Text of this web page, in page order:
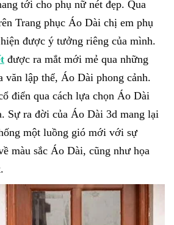
tới cho phụ nữ nét đẹp. Qua
Trang phục Áo Dài chị em phụ
được ý tưởng riêng của mình.
được ra mắt mới mẻ qua những
lập thể, Áo Dài phong cảnh.
điển qua cách lựa chọn Áo Dài
Sự ra đời của Áo Dài 3d mang lại
một luồng gió mới với sự
màu sắc Áo Dài, cũng như họa